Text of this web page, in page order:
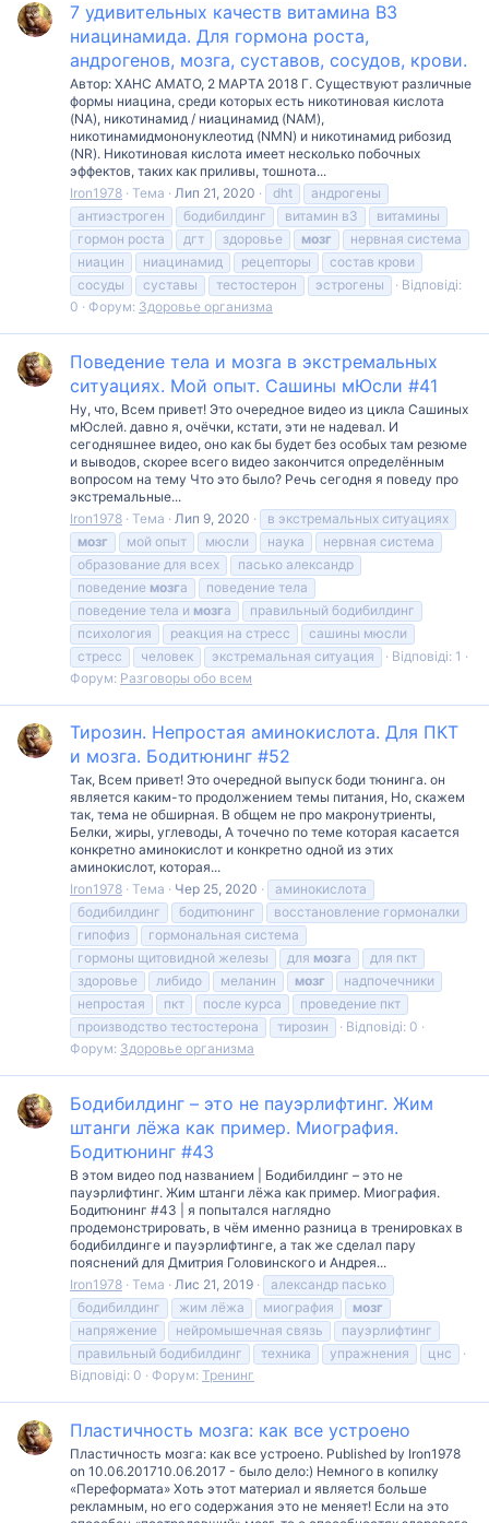
7 удивительных качеств витамина В3
ниацинамида. Для гормона роста,
андрогенов, мозга, суcтавов, сосудов, крови.
Автор: ХАНС АМАТО, 2 МАРТА 2018 Г. Существуют различные
формы ниацина, среди которых есть никотиновая кислота
(NA), никотинамид / ниацинамид (NAM),
никотинамидмононуклеотид (NMN) и никотинамид рибозид
(NR). Никотиновая кислота имеет несколько побочных
эффектов, таких как приливы, тошнота...
Iron1978 Тема Лип 21, 2020 dht
андрогены
антиэстроген
бодибилдинг витамин в3
витамины
гормон роста
дгт здоровье мозг
нервная система
ниацин
ниацинамид рецепторы
состав крови
сосуды
суставы тестостерон эстрогены
Відповіді:
0
Форум: Здоровье организма
Поведение тела и мозга в экстремальных
ситуациях. Мой опыт. Сашины мЮсли #41
Ну, что, Всем привет! Это очередное видео из цикла Сашиных
мЮслей. давно я, очёчки, кстати, эти не надевал. И
сегодняшнее видео, оно как бы будет без особых там резюме
и выводов, скорее всего видео закончится определённым
вопросом на тему Что это было? Речь сегодня я поведу про
экстремальные...
Iron1978 Тема Лип 9, 2020
в экстремальных ситуациях
мозг
мой опыт мюсли наука
нервная система
образование для всех
пасько александр
поведение мозга
поведение тела
поведение тела и мозга
правильный бодибилдинг
психология
реакция на стресс
сашины мюсли
стресс
человек экстремальная ситуация
Відповіді: 1
Форум: Разговоры обо всем
Тирозин. Непростая аминокислота. Для ПКТ
и мозга. Бодитюнинг #52
Так, Всем привет! Это очередной выпуск боди тюнинга. он
является каким-то продолжением темы питания, Но, скажем
так, тема не обширная. В общем не про макронутриенты,
Белки, жиры, углеводы, А точечно по теме которая касается
конкретно аминокислот и конкретно одной из этих
аминокислот, которая...
Iron1978 Тема Чер 25, 2020
аминокислота
бодибилдинг
бодитюнинг
восстановление гормоналки
гипофиз
гормональная система
гормоны щитовидной железы
для мозга
для пкт
здоровье
либидо меланин мозг
надпочечники
непростая
пкт после курса
проведение пкт
производство тестостерона
тирозин
Відповіді: 0
Форум: Здоровье организма
Бодибилдинг – это не пауэрлифтинг. Жим
штанги лёжа как пример. Миография.
Бодитюнинг #43
В этом видео под названием | Бодибилдинг – это не
пауэрлифтинг. Жим штанги лёжа как пример. Миография.
Бодитюнинг #43 | я попытался наглядно
продемонстрировать, в чём именно разница в тренировках в
бодибилдинге и пауэрлифтинге, а так же сделал пару
пояснений для Дмитрия Головинского и Андрея...
Iron1978 Тема Лис 21, 2019
александр пасько
бодибилдинг
жим лёжа миография
мозг
напряжение
нейромышечная связь
пауэрлифтинг
правильный бодибилдинг
техника упражнения
цнс
Відповіді: 0
Форум: Тренинг
Пластичность мозга: как все устроено
Пластичность мозга: как все устроено. Published by Iron1978
on 10.06.201710.06.2017 - было дело:) Немного в копилку
«Переформата» Хоть этот материал и является больше
рекламным, но его содержания это не меняет! Если на это